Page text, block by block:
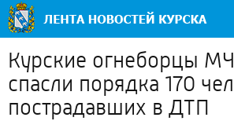
Курские огнеборцы
спасли порядка 170
пострадавших в ДТП